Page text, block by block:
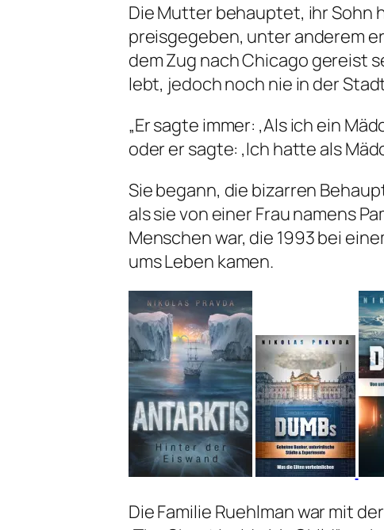
Die Mutter behauptet, ihr Sohn
preisgegeben, unter anderem
dem Zug nach Chicago gereist
lebt, jedoch noch nie in der
„Er sagte immer: ‚Als ich ein
oder er sagte: ‚Ich hatte als
Sie begann, die bizarren
als sie von einer Frau namens
Menschen war, die 1993 bei
ums Leben kamen.
Die Familie Ruehlman war mit